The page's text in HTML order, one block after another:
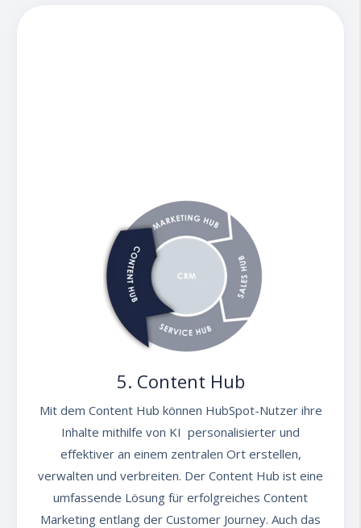
5. Content Hub
Mit dem Content Hub können HubSpot-Nutzer ihre
Inhalte mithilfe von KI personalisierter und
effektiver an einem zentralen Ort erstellen,
verwalten und verbreiten. Der Content Hub ist eine
umfassende Lösung für erfolgreiches Content
Marketing entlang der Customer Journey. Auch das